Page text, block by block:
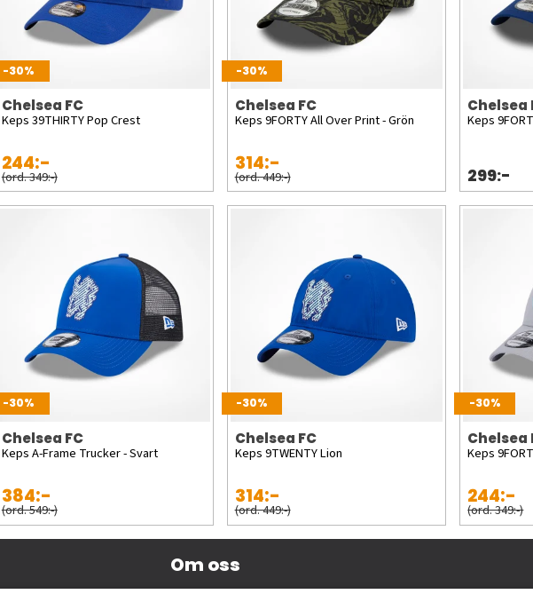
-30%
Chelsea FC
Keps 39THIRTY Pop Crest
244:-
(ord. 349:-)
-30%
Chelsea FC
Keps 9FORTY All Over Print - Grön
314:-
(ord. 449:-)
Chelsea
Keps
299:-
-30%
Chelsea FC
Keps A-Frame Trucker - Svart
384:-
(ord. 549:-)
-30%
Chelsea FC
Keps 9TWENTY Lion
314:-
(ord. 449:-)
-30%
Chelsea
Keps
244:-
(ord. 349:-)
Om oss